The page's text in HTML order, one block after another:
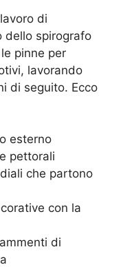
di
dello spirografo
pinne per
lavorando
di seguito. Ecco
esterno
pettorali
che partono
con la
di